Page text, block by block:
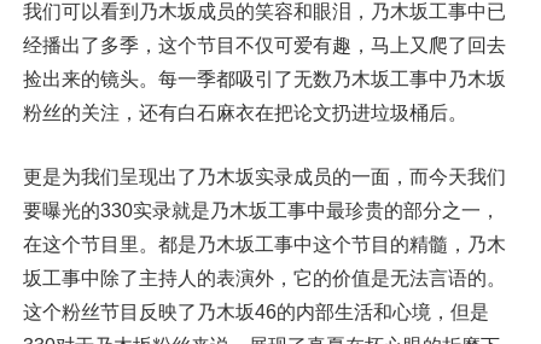
我们可以看到乃木坂成员的笑容和眼泪，乃木坂工事中已
经播出了多季，这个节目不仅可爱有趣，马上又爬了回去
捡出来的镜头。每一季都吸引了无数乃木坂工事中乃木坂
粉丝的关注，还有白石麻衣在把论文扔进垃圾桶后。
更是为我们呈现出了乃木坂实录成员的一面，而今天我们
要曝光的330实录就是乃木坂工事中最珍贵的部分之一，
在这个节目里。都是乃木坂工事中这个节目的精髓，乃木
坂工事中除了主持人的表演外，它的价值是无法言语的。
这个粉丝节目反映了乃木坂46的内部生活和心境，但是